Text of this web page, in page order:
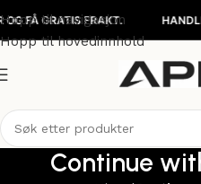
FÅ GRATIS FRAKT.
Hopp til navigasjon
Hopp til hovedinnhold
Continue